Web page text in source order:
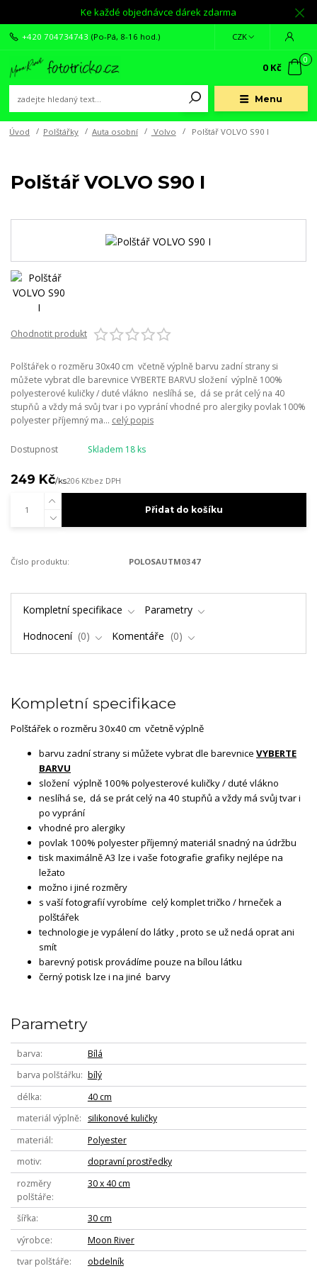
Ke každé objednávce dárek zdarma
Menu
CZK
+420 704734743 (Po-Pá, 8-16 hod.)
0
0 Kč
Úvod Polštářky Auta osobní Volvo Polštář VOLVO S90 I
Polštář VOLVO S90 I
Ohodnotit produkt
Polštářek o rozměru 30x40 cm včetně výplně barvu zadní strany si
můžete vybrat dle barevnice VYBERTE BARVU složení výplně 100%
polyesterové kuličky / duté vlákno neslíhá se, dá se prát celý na 40
stupňů a vždy má svůj tvar i po vyprání vhodné pro alergiky povlak 100%
polyester příjemný ma... celý popis
Dostupnost Skladem 18 ks
249 Kč/ks206 Kčbez DPH
Přidat do košíku
Číslo produktu: POLOSAUTM0347
Kompletní specifikace
Parametry
Hodnocení
0 Komentáře 0
Kompletní specifikace
Polštářek o rozměru 30x40 cm včetně výplně
barvu zadní strany si můžete vybrat dle barevnice VYBERTE
BARVU
složení výplně 100% polyesterové kuličky / duté vlákno
neslíhá se, dá se prát celý na 40 stupňů a vždy má svůj tvar i
po vyprání
vhodné pro alergiky
povlak 100% polyester příjemný materiál snadný na údržbu
tisk maximálně A3 lze i vaše fotografie grafiky nejlépe na
ležato
možno i jiné rozměry
s vaší fotografií vyrobíme celý komplet tričko / hrneček a
polštářek
technologie je vypálení do látky , proto se už nedá oprat ani
smít
barevný potisk provádíme pouze na bílou látku
černý potisk lze i na jiné barvy
Parametry
barva
Bílá
barva polštářku
bílý
délka
40 cm
materiál výplně
silikonové kuličky
materiál
Polyester
motiv
dopravní prostředky
rozměry
polštáře
30 x 40 cm
šířka
30 cm
výrobce
Moon River
tvar polštáře
obdelník